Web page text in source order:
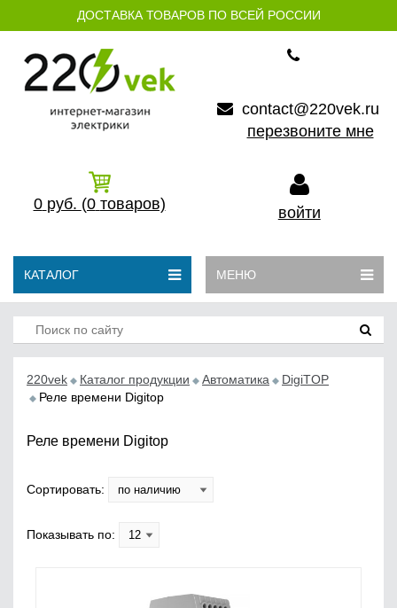
ДОСТАВКА ТОВАРОВ ПО ВСЕЙ РОССИИ
contact@220vek.ru
перезвоните мне
0 руб. (0 товаров) войти
КАТАЛОГ МЕНЮ
220vek Каталог продукции Автоматика
DigiTOP
Реле времени Digitop
Реле времени Digitop
Сортировать:
Показывать по: